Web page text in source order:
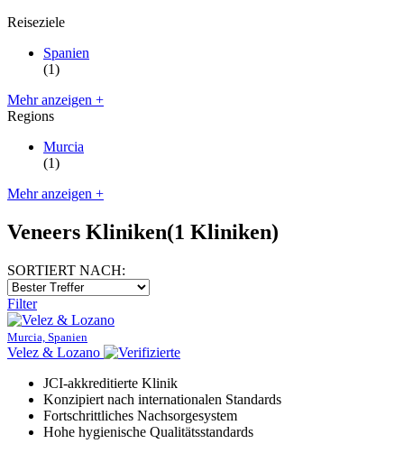
Reiseziele
Spanien
(1)
Mehr anzeigen +
Regions
Murcia
(1)
Mehr anzeigen +
Veneers Kliniken(1 Kliniken)
SORTIERT NACH:
Filter
Murcia, Spanien
Velez & Lozano
JCI-akkreditierte Klinik
Konzipiert nach internationalen Standards
Fortschrittliches Nachsorgesystem
Hohe hygienische Qualitätsstandards